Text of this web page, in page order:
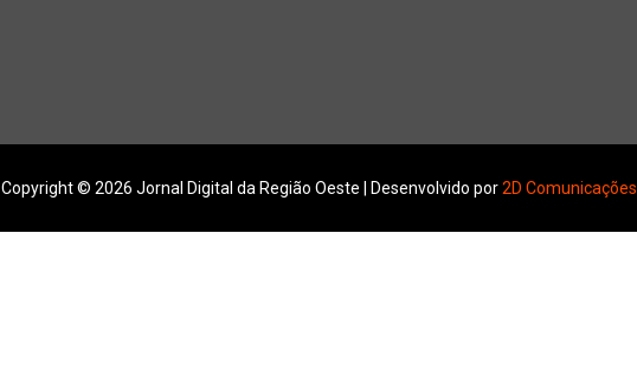
Copyright © 2026 Jornal Digital da Região Oeste | Desenvolvido por2D Comunicações